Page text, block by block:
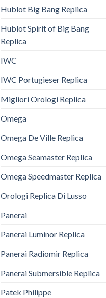
Hublot Big Bang Replica
Hublot Spirit of Big Bang
Replica
IWC
IWC Portugieser Replica
Migliori Orologi Replica
Omega
Omega De Ville Replica
Omega Seamaster Replica
Omega Speedmaster Replica
Orologi Replica Di Lusso
Panerai
Panerai Luminor Replica
Panerai Radiomir Replica
Panerai Submersible Replica
Patek Philippe